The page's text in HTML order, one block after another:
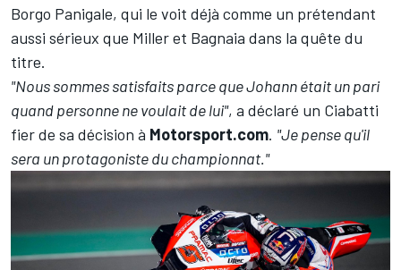
Borgo Panigale, qui le voit déjà comme un prétendant
aussi sérieux que Miller et Bagnaia dans la quête du
titre.
"Nous sommes satisfaits parce que Johann était un pari
quand personne ne voulait de lui", a déclaré un Ciabatti
fier de sa décision à Motorsport.com. "Je pense qu'il
sera un protagoniste du championnat."